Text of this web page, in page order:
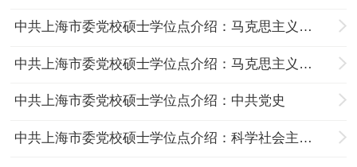
中共上海市委党校硕士学位点介绍：马克思主义基本原理
中共上海市委党校硕士学位点介绍：马克思主义中国化研究
中共上海市委党校硕士学位点介绍：中共党史
中共上海市委党校硕士学位点介绍：科学社会主义与国际共产主义运动